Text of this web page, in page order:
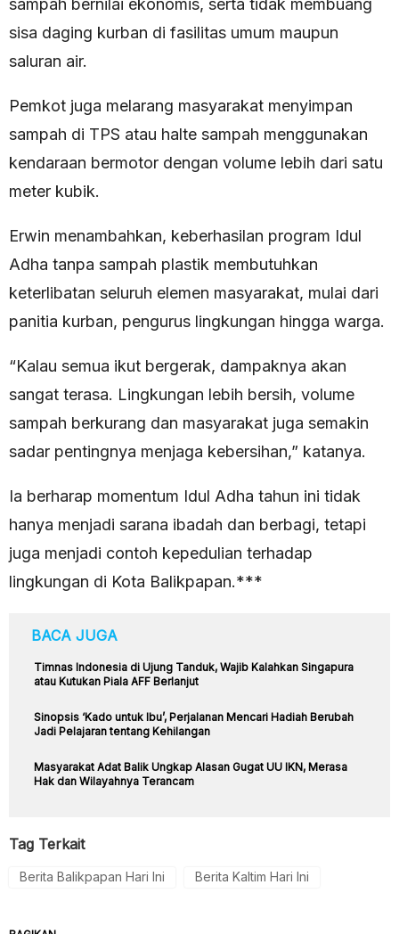
sampah bernilai ekonomis, serta tidak membuang
sisa daging kurban di fasilitas umum maupun
saluran air.
Pemkot juga melarang masyarakat menyimpan
sampah di TPS atau halte sampah menggunakan
kendaraan bermotor dengan volume lebih dari satu
meter kubik.
Erwin menambahkan, keberhasilan program Idul
Adha tanpa sampah plastik membutuhkan
keterlibatan seluruh elemen masyarakat, mulai dari
panitia kurban, pengurus lingkungan hingga warga.
“Kalau semua ikut bergerak, dampaknya akan
sangat terasa. Lingkungan lebih bersih, volume
sampah berkurang dan masyarakat juga semakin
sadar pentingnya menjaga kebersihan,” katanya.
Ia berharap momentum Idul Adha tahun ini tidak
hanya menjadi sarana ibadah dan berbagi, tetapi
juga menjadi contoh kepedulian terhadap
lingkungan di Kota Balikpapan.***
BACA JUGA
Timnas Indonesia di Ujung Tanduk, Wajib Kalahkan Singapura
atau Kutukan Piala AFF Berlanjut
Sinopsis ‘Kado untuk Ibu’, Perjalanan Mencari Hadiah Berubah
Jadi Pelajaran tentang Kehilangan
Masyarakat Adat Balik Ungkap Alasan Gugat UU IKN, Merasa
Hak dan Wilayahnya Terancam
Tag Terkait
Berita Balikpapan Hari Ini Berita Kaltim Hari Ini